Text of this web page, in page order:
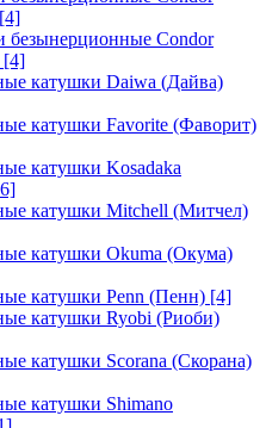
[4]
безынерционные Condor
[4]
катушки Daiwa (Дайва)
катушки Favorite (Фаворит)
катушки Kosadaka
катушки Mitchell (Митчел)
катушки Okuma (Окума)
катушки Penn (Пенн) [4]
катушки Ryobi (Риоби)
катушки Scorana (Скорана)
катушки Shimano